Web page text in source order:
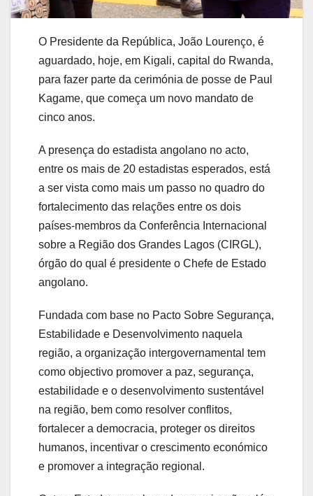
O Presidente da República, João Lourenço, é
aguardado, hoje, em Kigali, capital do Rwanda,
para fazer parte da cerimónia de posse de Paul
Kagame, que começa um novo mandato de
cinco anos.
A presença do estadista angolano no acto,
entre os mais de 20 estadistas esperados, está
a ser vista como mais um passo no quadro do
fortalecimento das relações entre os dois
países-membros da Conferência Internacional
sobre a Região dos Grandes Lagos (CIRGL),
órgão do qual é presidente o Chefe de Estado
angolano.
Fundada com base no Pacto Sobre Segurança,
Estabilidade e Desenvolvimento naquela
região, a organização intergovernamental tem
como objectivo promover a paz, segurança,
estabilidade e o desenvolvimento sustentável
na região, bem como resolver conflitos,
fortalecer a democracia, proteger os direitos
humanos, incentivar o crescimento económico
e promover a integração regional.